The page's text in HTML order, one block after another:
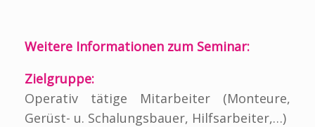
Weitere Informationen zum Seminar:
Zielgruppe:
Operativ tätige Mitarbeiter (Monteure,
Gerüst- u. Schalungsbauer, Hilfsarbeiter,…)